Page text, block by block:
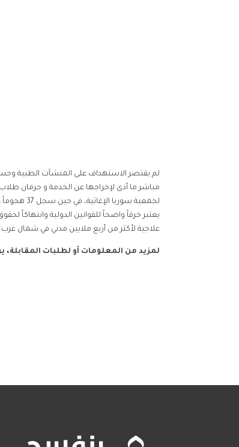
مباشر ما أدى لإخراجها عن الخدمة و حرمان
يعتبر خرقاً واضحاً للقوانين الدولية وانتهاكاً
علاجية لأكثر من أربع ملايين مدني في شمال
لمزيد من المعلومات أو لطلبات المقابلة،